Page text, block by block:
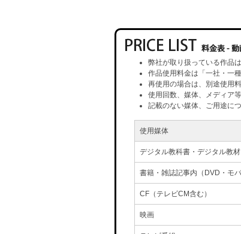
弊社が取り扱っている作品
作品使用料金は「一社・一
再使用の場合は、別途使用
使用回数、媒体、メディア
記載のない媒体、ご用途に
使用媒体
デジタル教科書・デジタル教
書籍・雑誌記事内（DVD・モ
CF（テレビCM含む）
映画